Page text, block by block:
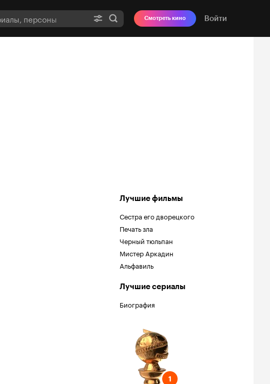
Смотреть кино Войти
Лучшие фильмы
Сестра его дворецкого
Печать зла
Черный тюльпан
Мистер Аркадин
Альфавиль
Лучшие сериалы
Биография
1
1